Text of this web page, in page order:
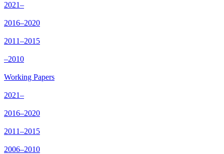
2021–
2016–2020
2011–2015
–2010
Working Papers
2021–
2016–2020
2011–2015
2006–2010